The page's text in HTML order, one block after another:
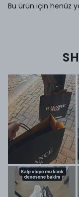
Bu ürün için henüz